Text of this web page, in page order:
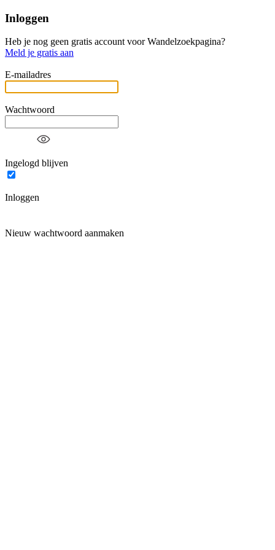
Inloggen
Heb je nog geen gratis account voor Wandelzoekpagina?
Meld je gratis aan
E-mailadres
Wachtwoord
Ingelogd blijven
Inloggen
Nieuw wachtwoord aanmaken